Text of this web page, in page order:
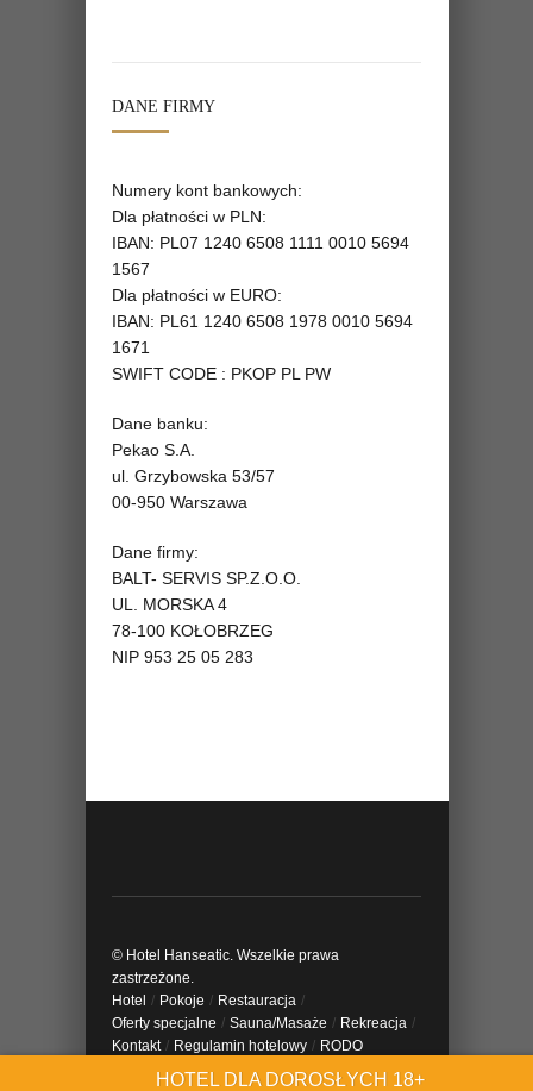
HOTEL DLA DOROSŁYCH 18+
DANE FIRMY
Numery kont bankowych:
Dla płatności w PLN:
IBAN: PL07 1240 6508 1111 0010 5694
1567
Dla płatności w EURO:
IBAN: PL61 1240 6508 1978 0010 5694
1671
SWIFT CODE : PKOP PL PW
Dane banku:
Pekao S.A.
ul. Grzybowska 53/57
00-950 Warszawa
Dane firmy:
BALT- SERVIS SP.Z.O.O.
UL. MORSKA 4
78-100 KOŁOBRZEG
NIP 953 25 05 283
© Hotel Hanseatic. Wszelkie prawa
zastrzeżone.
Hotel / Pokoje / Restauracja /
Oferty specjalne / Sauna/Masaże / Rekreacja /
Kontakt / Regulamin hotelowy / RODO